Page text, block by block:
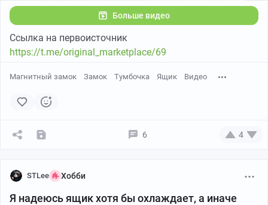
Больше видео
Ссылка на первоисточник
https://t.me/original_marketplace/69
Магнитный замок Замок Тумбочка Ящик Видео
6 4
STLee Хобби
Я надеюсь ящик хотя бы охлаждает, а иначе